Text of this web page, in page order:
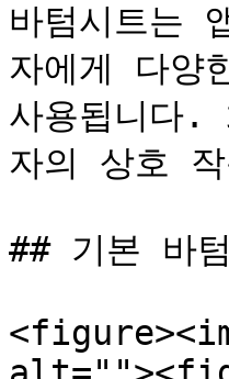
바텀시트는
자에게 다양
사용됩니다.
자의 상호
## 기본 바